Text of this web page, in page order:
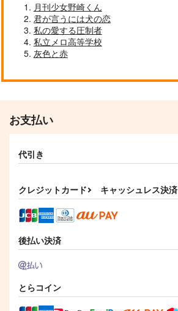
月刊少女野崎くん
君が言うには犬の恋
私の愛する圧制者
私立メロ高等学校
灰色と赤
お支払い
代引き
クレジットカード キャッシュレス決済
後払い決済
とらコイン